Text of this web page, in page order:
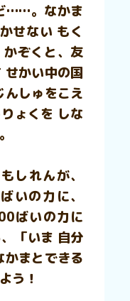
……。なかま
せない もく
ぞくと、友
せかい中の国
んしゅをこえ
ょくを しな
しれんが、
いの力に、
ばいの力に
「いま 自分
かまとできる
う！